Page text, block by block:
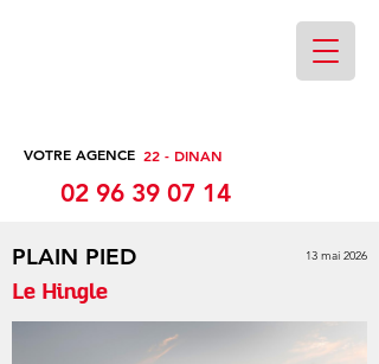
VOTRE AGENCE 22 - DINAN
02 96 39 07 14
PLAIN PIED 13 mai 2026
Le Hingle